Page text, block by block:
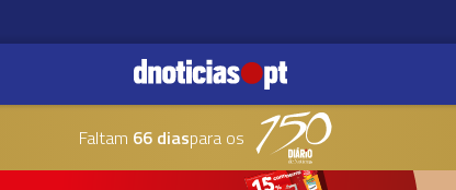
Faltam 66 diaspara os